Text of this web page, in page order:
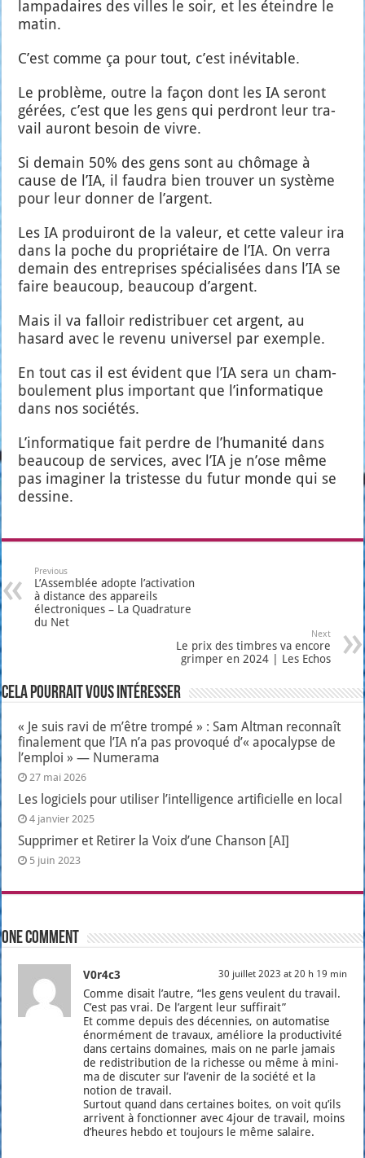
lam­pa­daires des villes le soir, et les éteindre le
matin.
C’est comme ça pour tout, c’est inévi­table.
Le pro­blème, outre la façon dont les IA seront
gérées, c’est que les gens qui per­dront leur tra­
vail auront besoin de vivre.
Si demain 50% des gens sont au chô­mage à
cause de l’IA, il fau­dra bien trou­ver un sys­tème
pour leur don­ner de l’argent.
Les IA pro­dui­ront de la valeur, et cette valeur ira
dans la poche du pro­prié­taire de l’IA. On ver­ra
demain des entre­prises spé­cia­li­sées dans l’IA se
faire beau­coup, beau­coup d’argent.
Mais il va fal­loir redis­tri­buer cet argent, au
hasard avec le reve­nu uni­ver­sel par exemple.
En tout cas il est évident que l’IA sera un cham­
bou­le­ment plus impor­tant que l’in­for­ma­tique
dans nos socié­tés.
L’in­for­ma­tique fait perdre de l’hu­ma­ni­té dans
beau­coup de ser­vices, avec l’IA je n’ose même
pas ima­gi­ner la tris­tesse du futur monde qui se
des­sine.
Previous
L’Assemblée adopte l’activation
à distance des appareils
électroniques – La Quadrature
du Net
Next
Le prix des timbres va encore
grimper en 2024 | Les Echos
Cela pourrait vous intéresser
« Je suis ravi de m’être trompé » : Sam Altman reconnaît
finalement que l’IA n’a pas provoqué d’« apocalypse de
l’emploi » — Numerama
27 mai 2026
Les logiciels pour utiliser l’intelligence artificielle en local
4 janvier 2025
Supprimer et Retirer la Voix d’une Chanson [AI]
5 juin 2023
One comment
V0r4c3 30 juillet 2023 at 20 h 19 min
Comme disait l’autre, “les gens veulent du tra­vail.
C’est pas vrai. De l’argent leur suf­fi­rait”
Et comme depuis des décen­nies, on auto­ma­tise
énor­mé­ment de tra­vaux, amé­liore la pro­duc­ti­vi­té
dans cer­tains domaines, mais on ne parle jamais
de redis­tri­bu­tion de la richesse ou même à mini­
ma de dis­cu­ter sur l’a­ve­nir de la socié­té et la
notion de tra­vail.
Sur­tout quand dans cer­taines boites, on voit qu’ils
arrivent à fonc­tion­ner avec 4jour de tra­vail, moins
d’heures heb­do et tou­jours le même salaire.